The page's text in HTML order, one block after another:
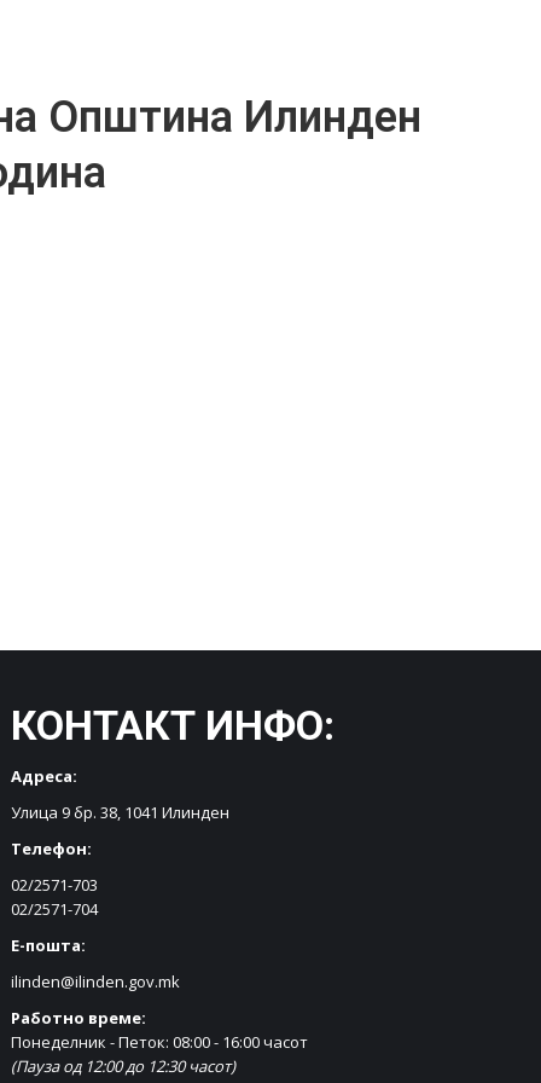
Општина Илинден
КОНТАКТ ИНФО:
Адреса:
Улица 9 бр. 38, 1041 Илинден
Телефон:
02/2571-703
02/2571-704
Е-пошта:
ilinden@ilinden.gov.mk
Работно време:
Понеделник - Петок: 08:00 - 16:00 часот
(Пауза од 12:00 до 12:30 часот)